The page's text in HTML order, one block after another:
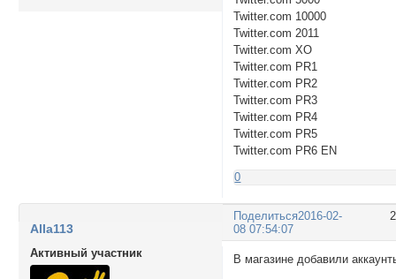
Twitter.com 10000
Twitter.com 2011
Twitter.com XO
Twitter.com PR1
Twitter.com PR2
Twitter.com PR3
Twitter.com PR4
Twitter.com PR5
Twitter.com PR6 EN
0
Поделиться2016-02-
08 07:54:07
Alla113
Активный участник
В магазине добавили